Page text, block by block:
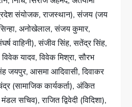
संयोजक, राजस्थान), संजय (जय
अनोखेलाल, संजय कुमार,
वाहिनी), संजीव सिंह, सतेंद्र सिंह,
विवेक यादव, विवेक मिश्रा, सौरभ
जयपुर, आसमा आदिवासी, दिवाकर
(सामाजिक कार्यकर्ता), अंकित
सचिव), राजित द्विवेदी (विदिशा),